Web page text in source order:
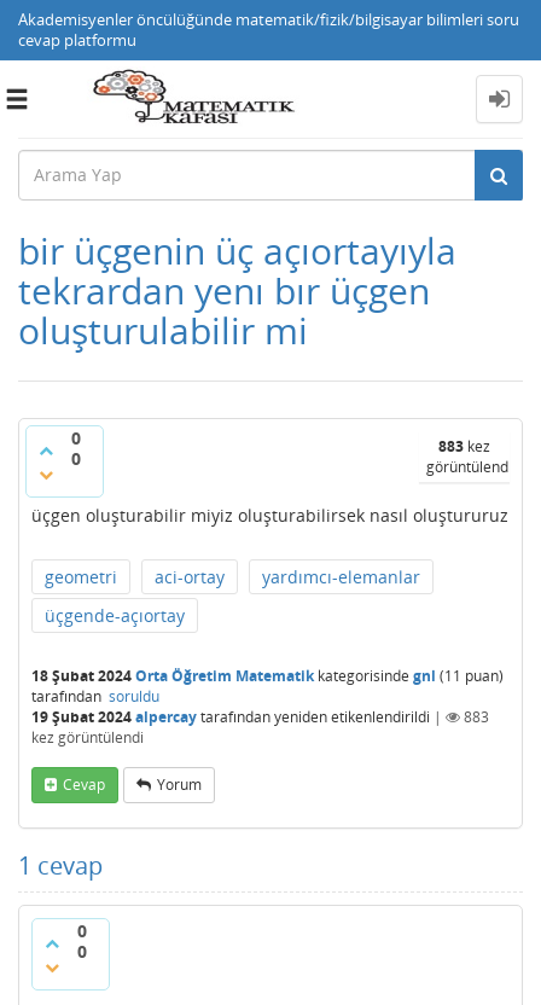
Akademisyenler öncülüğünde matematik/fizik/bilgisayar bilimleri soru
cevap platformu
Toggle
bir üçgenin üç açıortayıyla
tekrardan yenı bır üçgen
oluşturulabilir mi
0
0
883 kez
görüntülendi
üçgen oluşturabilir miyiz oluşturabilirsek nasıl oluştururuz
geometri aci-ortay
yardımcı-elemanlar
üçgende-açıortay
18 Şubat 2024Orta Öğretim Matematikkategorisinde gnl (11 puan)
tarafından soruldu
19 Şubat 2024alpercaytarafındanyeniden etikenlendirildi |
883
kez görüntülendi
Cevap Yorum
1 cevap
0
0